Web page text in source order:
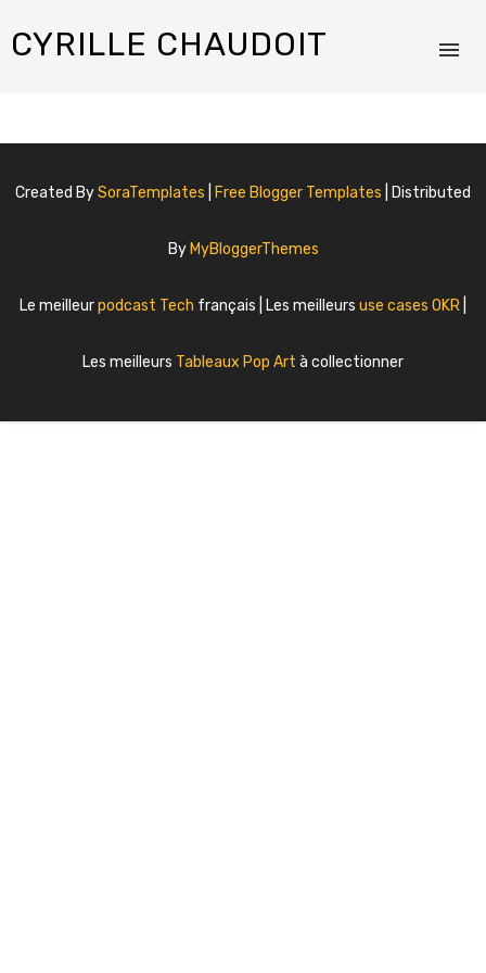
CYRILLE CHAUDOIT
Created BySoraTemplates Free Blogger Templates | Distributed
By MyBloggerThemes
Le meilleurpodcast Tech français | Les meilleurs use cases OKR
Les meilleurs Tableaux Pop Art à collectionner